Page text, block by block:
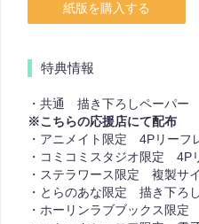
紙版を購入する
特典情報
・共通 描き下ろしペーパー
※こちらの応援店にて配布
・アニメイト限定 4Pリーフ
・コミコミスタジオ限定 4P
・ステラワース限定 複製サ
・とらのあな限定 描き下ろ
・ホーリンラブブックス限